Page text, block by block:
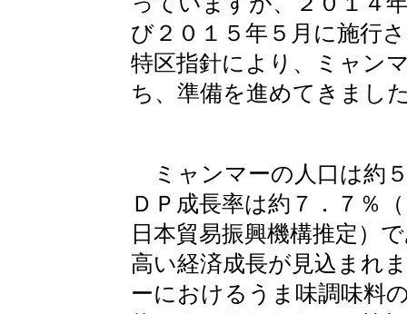
び２０１５年５月に施行
特区指針により、ミャン
ち、準備を進めてきまし
ミャンマーの人口は約
ＤＰ成長率は約７．７％
日本貿易振興機構推定）
高い経済成長が見込まれ
ーにおけるうま味調味料